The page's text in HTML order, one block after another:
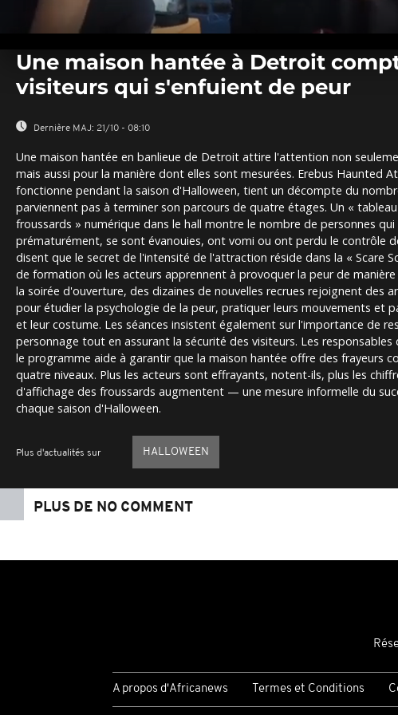
seconds
seconds Volume
Une maison hantée à Detroit
visiteurs qui s'enfuient de peur
Dernière MAJ: 21/10 - 08:10
Une maison hantée en banlieue de Detroit attire l'attention non
mais aussi pour la manière dont elles sont mesurées. Erebus Haunted
fonctionne pendant la saison d'Halloween, tient un décompte du
parviennent pas à terminer son parcours de quatre étages. Un «
froussards » numérique dans le hall montre le nombre de personnes
prématurément, se sont évanouies, ont vomi ou ont perdu le contrôle
disent que le secret de l'intensité de l'attraction réside dans la « Scare
de formation où les acteurs apprennent à provoquer la peur de
la soirée d'ouverture, des dizaines de nouvelles recrues rejoignent des
pour étudier la psychologie de la peur, pratiquer leurs mouvements et
et leur costume. Les séances insistent également sur l'importance de
personnage tout en assurant la sécurité des visiteurs. Les
le programme aide à garantir que la maison hantée offre des frayeurs
quatre niveaux. Plus les acteurs sont effrayants, notent-ils, plus les
d'affichage des froussards augmentent — une mesure informelle du
chaque saison d'Halloween.
Plus d'actualités sur HALLOWEEN
PLUS DE NO COMMENT
A propos d'Africanews Termes et Conditions